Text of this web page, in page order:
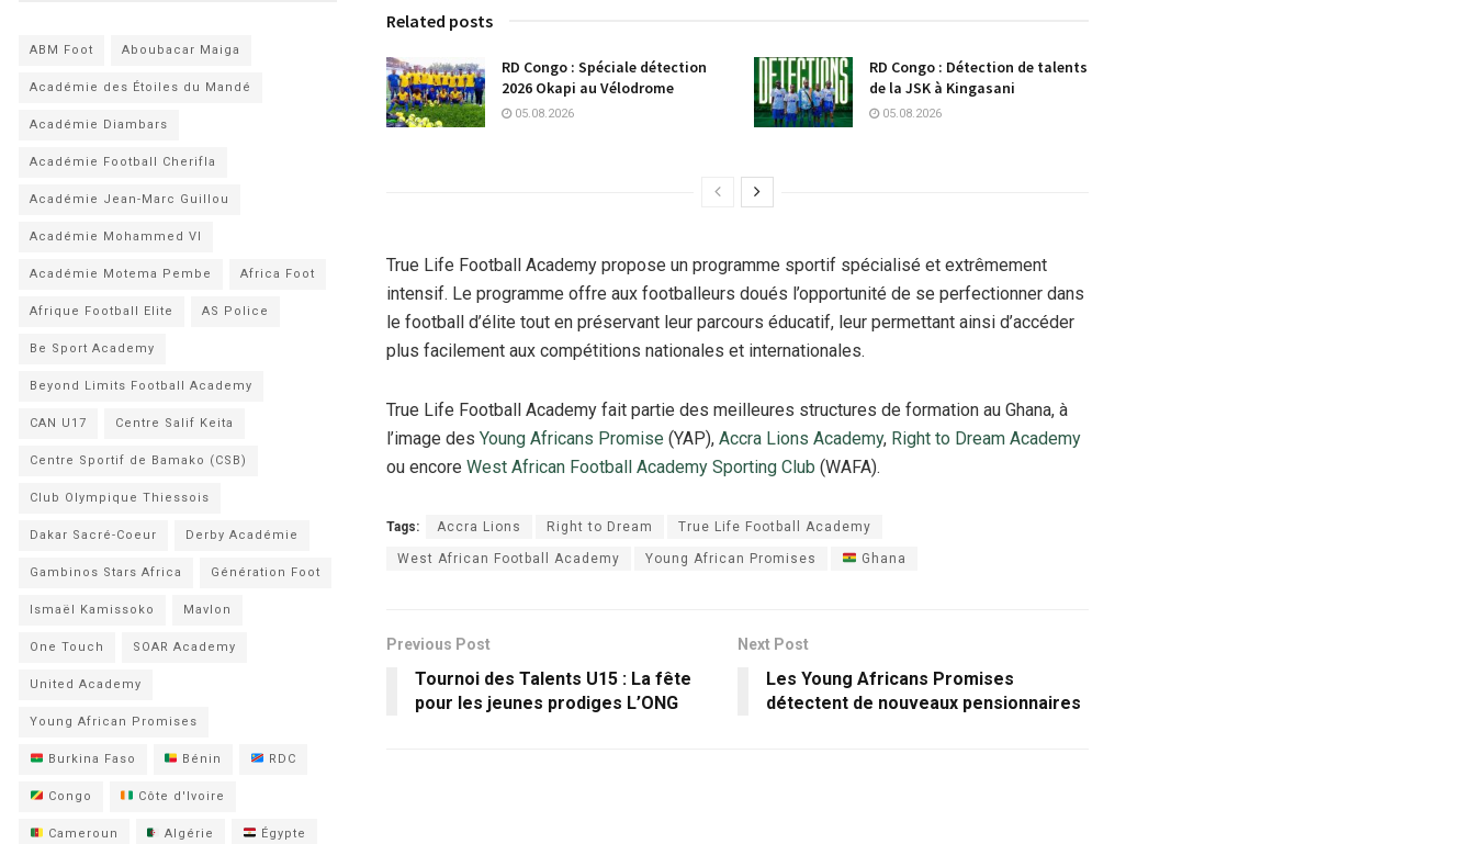
Related posts
RD Congo : Spéciale détection
2026 Okapi au Vélodrome
05.08.2026
RD Congo : Détection de talents
de la JSK à Kingasani
05.08.2026
True Life Football Academy propose un programme sportif spécialisé et extrêmement
intensif. Le programme offre aux footballeurs doués l’opportunité de se perfectionner dans
le football d’élite tout en préservant leur parcours éducatif, leur permettant ainsi d’accéder
plus facilement aux compétitions nationales et internationales.
True Life Football Academy fait partie des meilleures structures de formation au Ghana, à
l’image des Young Africans Promise (YAP), Accra Lions Academy, Right to Dream Academy
ou encore West African Football Academy Sporting Club (WAFA).
Tags: Accra Lions Right to Dream True Life Football Academy
West African Football Academy Young African Promises Ghana
Previous Post
Tournoi des Talents U15 : La fête
pour les jeunes prodiges L’ONG
Next Post
Les Young Africans Promises
détectent de nouveaux pensionnaires
ABM Foot Aboubacar Maiga
Académie des Étoiles du Mandé
Académie Diambars
Académie Football Cherifla
Académie Jean-Marc Guillou
Académie Mohammed VI
Académie Motema Pembe Africa Foot
Afrique Football Elite AS Police
Be Sport Academy
Beyond Limits Football Academy
CAN U17 Centre Salif Keita
Centre Sportif de Bamako (CSB)
Club Olympique Thiessois
Dakar Sacré-Coeur Derby Académie
Gambinos Stars Africa Génération Foot
Ismaël Kamissoko Mavlon
One Touch SOAR Academy
United Academy
Young African Promises
Burkina Faso Bénin RDC
Congo Côte d'Ivoire
Cameroun Algérie Égypte